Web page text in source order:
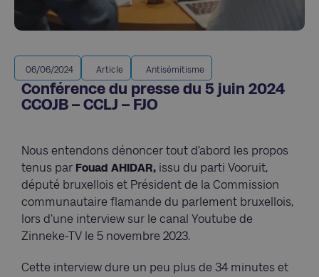
06/06/2024 Article Antisémitisme
Conférence du presse du 5 juin 2024
CCOJB – CCLJ – FJO
Nous entendons dénoncer tout d’abord les propos
tenus par Fouad AHIDAR, issu du parti Vooruit,
député bruxellois et Président de la Commission
communautaire flamande du parlement bruxellois,
lors d’une interview sur le canal Youtube de
Zinneke-TV le 5 novembre 2023.
Cette interview dure un peu plus de 34 minutes et